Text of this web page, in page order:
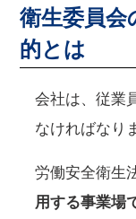
衛生委員会
的とは
会社は、従業
なければなり
労働安全衛生
用する事業場